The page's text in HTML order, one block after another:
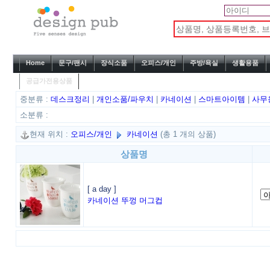
Home 문구/팬시 장식소품 오피스/개인 주방/욕실 생활용품
공급가전용상품
중분류 :데스크정리 |개인소품/파우치 카네이션 스마트아이템 |사
소분류 :
현재 위치 : 오피스/개인 카네이션(총 1 개의 상품)
상품명
[ a day ]
카네이션 뚜껑 머그컵